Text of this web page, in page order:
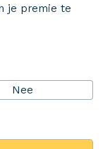
je premie te
Nee
zeggen